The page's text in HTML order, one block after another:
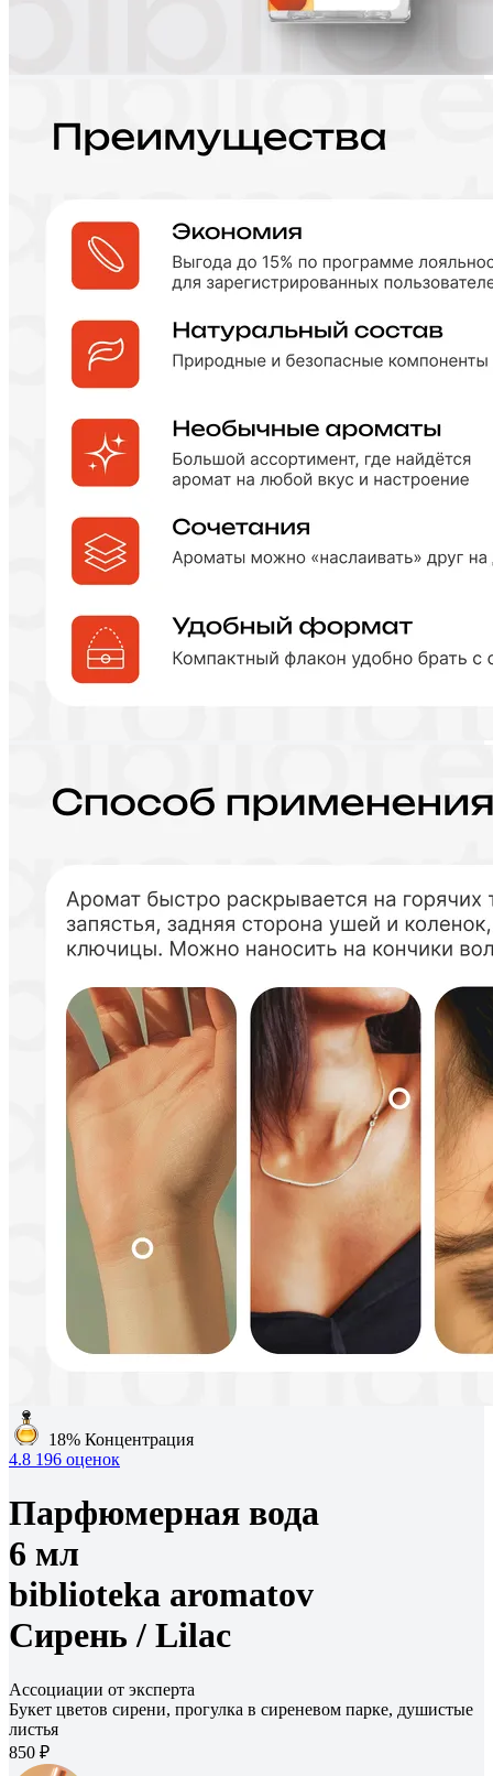
18% Концентрация
4.8 196 оценок
Парфюмерная вода
6 мл
biblioteka aromatov
Сирень / Lilac
Ассоциации от эксперта
Букет цветов сирени, прогулка в сиреневом парке, душистые
листья
850 ₽